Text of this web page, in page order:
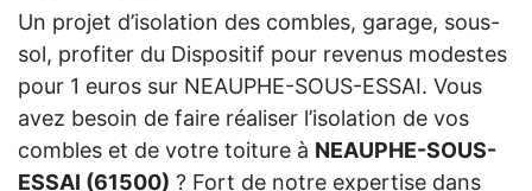
Un projet d’isolation des combles, garage, sous-
sol, profiter du Dispositif pour revenus modestes
pour 1 euros sur NEAUPHE-SOUS-ESSAI. Vous
avez besoin de faire réaliser l’isolation de vos
combles et de votre toiture à NEAUPHE-SOUS-
ESSAI (61500) ? Fort de notre expertise dans